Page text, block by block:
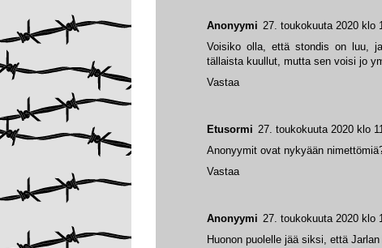
Anonyymi 27. toukokuuta 2020 klo
Huonon puolelle jää siksi, että
Etusormi 27. toukokuuta 2020 klo
Anonyymit ovat nykyään
Vastaa
Anonyymi 27. toukokuuta 2020 klo
Voisiko olla, että stondis on luu,
tällaista kuullut, mutta sen voisi jo
Vastaa